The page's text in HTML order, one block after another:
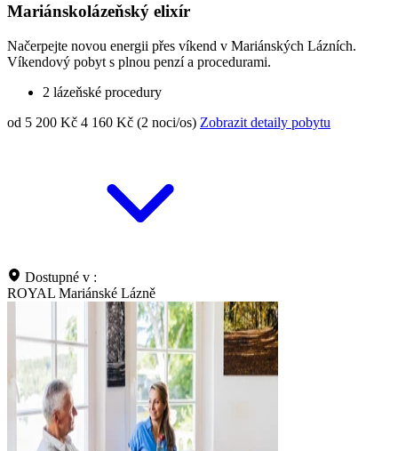
Mariánskolázeňský elixír
Načerpejte novou energii přes víkend v Mariánských Lázních.
Víkendový pobyt s plnou penzí a procedurami.
2 lázeňské procedury
od 5 200 Kč 4 160 Kč (2 noci/os) Zobrazit detaily pobytu
Dostupné v :
ROYAL Mariánské Lázně